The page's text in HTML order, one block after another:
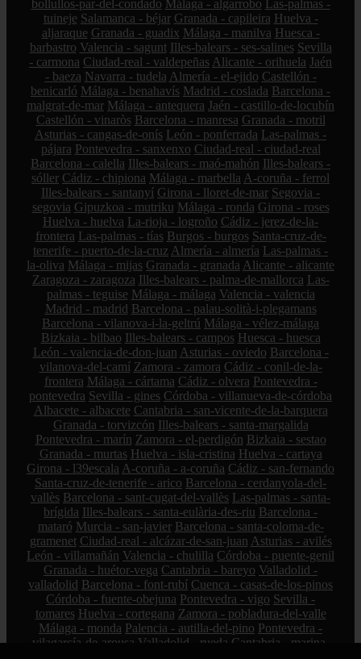
bollullos-par-del-condado Málaga - algarrobo Las-palmas -
tuineje Salamanca - béjar Granada - capileira Huelva -
aljaraque Granada - guadix Málaga - manilva Huesca -
barbastro Valencia - sagunt Illes-balears - ses-salines Sevilla
- carmona Ciudad-real - valdepeñas Alicante - orihuela Jaén
- baeza Navarra - tudela Almería - el-ejido Castellón -
benicarló Málaga - benahavís Madrid - coslada Barcelona -
malgrat-de-mar Málaga - antequera Jaén - castillo-de-locubín
Castellón - vinaròs Barcelona - manresa Granada - motril
Asturias - cangas-de-onís León - ponferrada Las-palmas -
pájara Pontevedra - sanxenxo Ciudad-real - ciudad-real
Barcelona - calella Illes-balears - maó-mahón Illes-balears -
sóller Cádiz - chipiona Málaga - marbella A-coruña - ferrol
Illes-balears - santanyí Girona - lloret-de-mar Segovia -
segovia Gipuzkoa - mutriku Málaga - ronda Girona - roses
Huelva - huelva La-rioja - logroño Cádiz - jerez-de-la-
frontera Las-palmas - tías Burgos - burgos Santa-cruz-de-
tenerife - puerto-de-la-cruz Almería - almería Las-palmas -
la-oliva Málaga - mijas Granada - granada Alicante - alicante
Zaragoza - zaragoza Illes-balears - palma-de-mallorca Las-
palmas - teguise Málaga - málaga Valencia - valencia
Madrid - madrid Barcelona - palau-solità-i-plegamans
Barcelona - vilanova-i-la-geltrú Málaga - vélez-málaga
Bizkaia - bilbao Illes-balears - campos Huesca - huesca
León - valencia-de-don-juan Asturias - oviedo Barcelona -
vilanova-del-camí Zamora - zamora Cádiz - conil-de-la-
frontera Málaga - cártama Cádiz - olvera Pontevedra -
pontevedra Sevilla - gines Córdoba - villanueva-de-córdoba
Albacete - albacete Cantabria - san-vicente-de-la-barquera
Granada - torvizcón Illes-balears - santa-margalida
Pontevedra - marín Zamora - el-perdigón Bizkaia - sestao
Granada - murtas Huelva - isla-cristina Huelva - cartaya
Girona - l39escala A-coruña - a-coruña Cádiz - san-fernando
Santa-cruz-de-tenerife - arico Barcelona - cerdanyola-del-
vallès Barcelona - sant-cugat-del-vallès Las-palmas - santa-
brígida Illes-balears - santa-eulària-des-riu Barcelona -
mataró Murcia - san-javier Barcelona - santa-coloma-de-
gramenet Ciudad-real - alcázar-de-san-juan Asturias - avilés
León - villamañán Valencia - chulilla Córdoba - puente-genil
Granada - huétor-vega Cantabria - bareyo Valladolid -
valladolid Barcelona - font-rubí Cuenca - casas-de-los-pinos
Córdoba - fuente-obejuna Pontevedra - vigo Sevilla -
tomares Huelva - cortegana Zamora - pobladura-del-valle
Málaga - monda Palencia - autilla-del-pino Pontevedra -
vilagarcía-de-arousa Valladolid - rueda Cantabria - marina-